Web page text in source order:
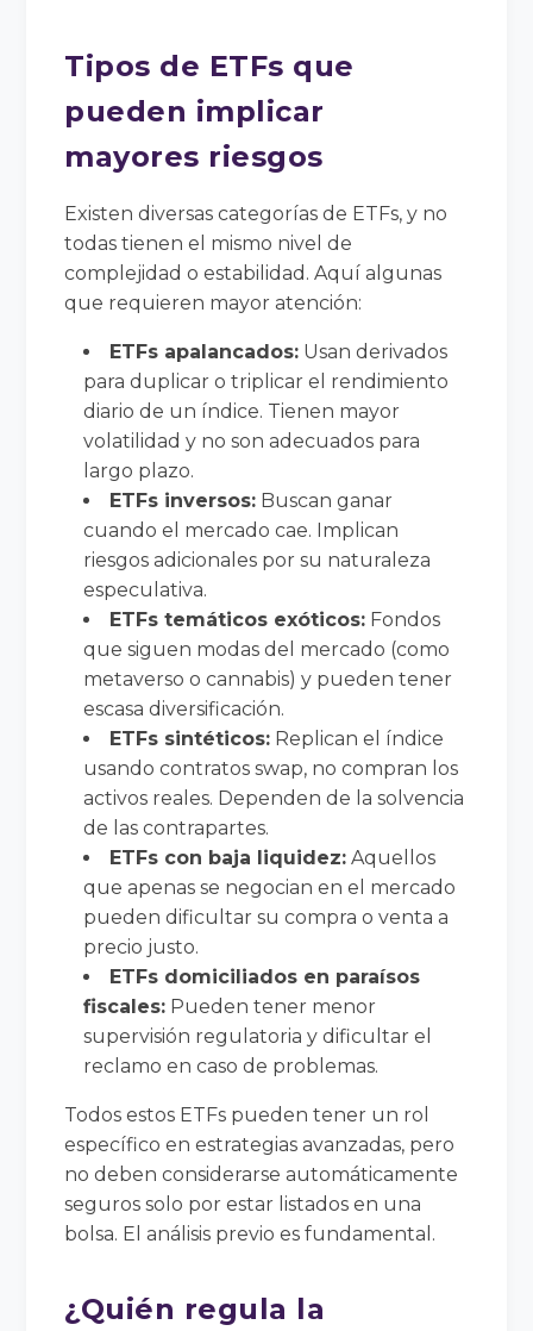
Tipos de ETFs que
pueden implicar
mayores riesgos
Existen diversas categorías de ETFs, y no
todas tienen el mismo nivel de
complejidad o estabilidad. Aquí algunas
que requieren mayor atención:
ETFs apalancados: Usan derivados
para duplicar o triplicar el rendimiento
diario de un índice. Tienen mayor
volatilidad y no son adecuados para
largo plazo.
ETFs inversos: Buscan ganar
cuando el mercado cae. Implican
riesgos adicionales por su naturaleza
especulativa.
ETFs temáticos exóticos: Fondos
que siguen modas del mercado (como
metaverso o cannabis) y pueden tener
escasa diversificación.
ETFs sintéticos: Replican el índice
usando contratos swap, no compran los
activos reales. Dependen de la solvencia
de las contrapartes.
ETFs con baja liquidez: Aquellos
que apenas se negocian en el mercado
pueden dificultar su compra o venta a
precio justo.
ETFs domiciliados en paraísos
fiscales: Pueden tener menor
supervisión regulatoria y dificultar el
reclamo en caso de problemas.
Todos estos ETFs pueden tener un rol
específico en estrategias avanzadas, pero
no deben considerarse automáticamente
seguros solo por estar listados en una
bolsa. El análisis previo es fundamental.
¿Quién regula la